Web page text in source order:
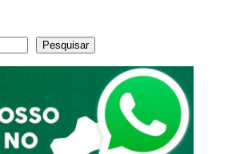
Pesquisar